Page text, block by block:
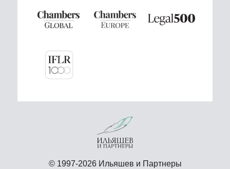
© 1997-2026 Ильяшев и Партнеры